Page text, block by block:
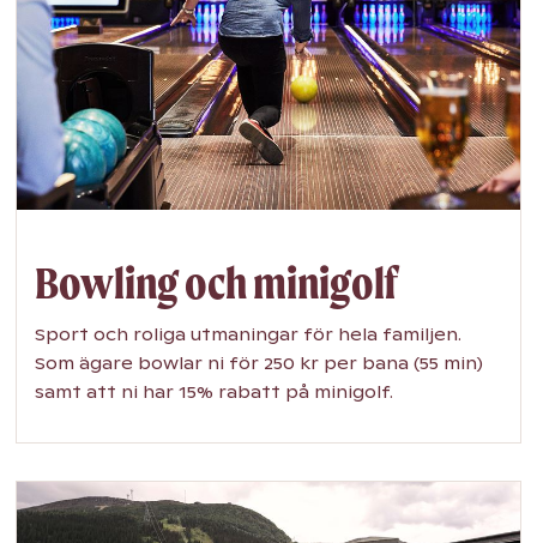
Bowling och minigolf
Sport och roliga utmaningar för hela familjen.
Som ägare bowlar ni för 250 kr per bana (55 min)
samt att ni har 15% rabatt på minigolf.